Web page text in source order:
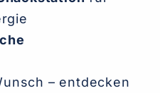
– entdecken